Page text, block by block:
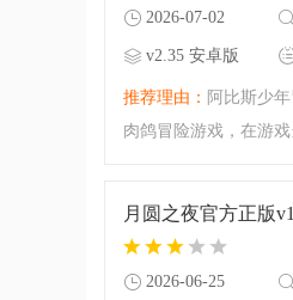
2026-07-02
v2.35 安卓版
推荐理由： 阿比斯少
肉鸽冒险游戏，在游
索无尽深渊的未知历
月圆之夜官方正版
2026-06-25